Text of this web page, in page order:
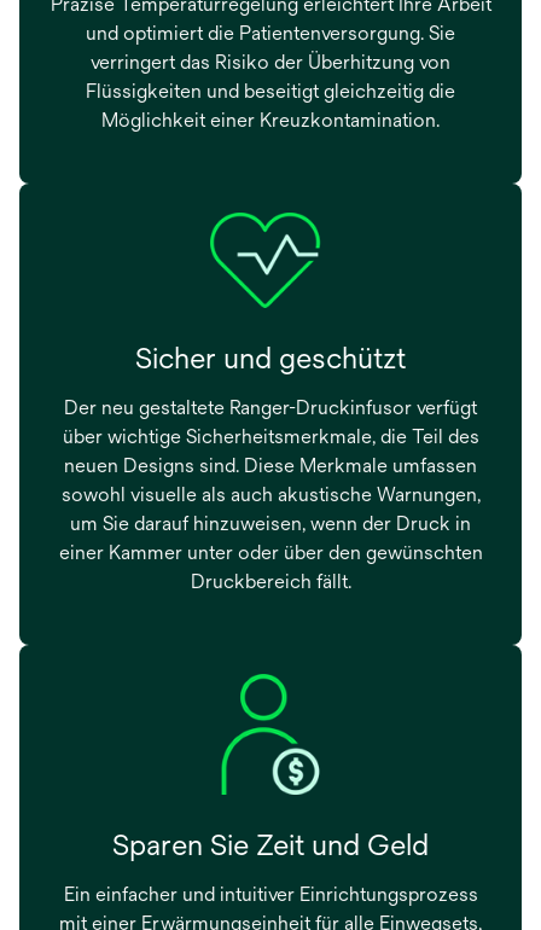
und optimiert die Patientenversorgung. Sie
verringert das Risiko der Überhitzung von
Flüssigkeiten und beseitigt gleichzeitig die
Möglichkeit einer Kreuzkontamination.
Sicher und geschützt
Der neu gestaltete Ranger-Druckinfusor verfügt
über wichtige Sicherheitsmerkmale, die Teil des
neuen Designs sind. Diese Merkmale umfassen
sowohl visuelle als auch akustische Warnungen,
um Sie darauf hinzuweisen, wenn der Druck in
einer Kammer unter oder über den gewünschten
Druckbereich fällt.
Sparen Sie Zeit und Geld
Ein einfacher und intuitiver Einrichtungsprozess
mit einer Erwärmungseinheit für alle Einwegsets,